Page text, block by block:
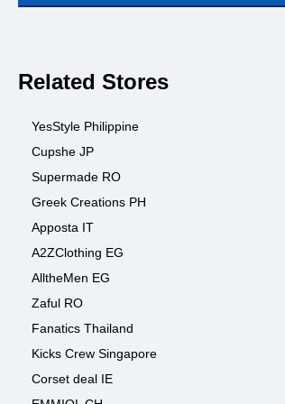
Related Stores
YesStyle Philippine
Cupshe JP
Supermade RO
Greek Creations PH
Apposta IT
A2ZClothing EG
AlltheMen EG
Zaful RO
Fanatics Thailand
Kicks Crew Singapore
Corset deal IE